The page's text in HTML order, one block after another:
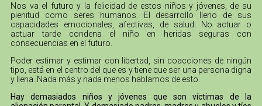
Nos va el futuro y la felicidad de estos niños y jóvenes, de su
plenitud como seres humanos. El desarrollo lleno de sus
capacidades emocionales, afectivas, de salud. No actuar o
actuar tarde condena el niño en heridas seguras con
consecuencias en el futuro.
Poder estimar y estimar con libertad, sin coacciones de ningún
tipo, está en el centro del que es y tiene que ser una persona digna
y llena. Nada más y nada menos hablamos de esto.
Hay demasiados niños y jóvenes que son víctimas de la